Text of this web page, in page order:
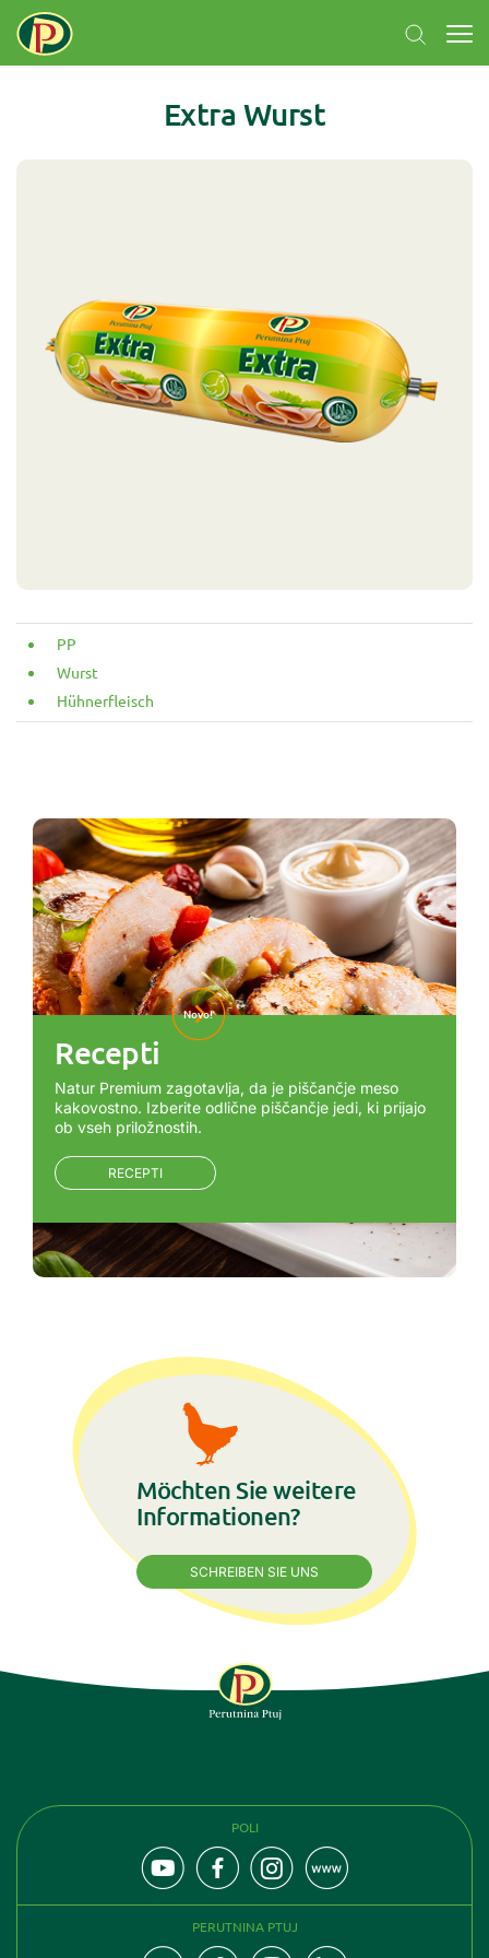
Extra Wurst
PP
Wurst
Hühnerfleisch
Recepti
Novo!
Natur Premium zagotavlja, da je piščančje meso
kakovostno. Izberite odlične piščančje jedi, ki prijajo
ob vseh priložnostih.
RECEPTI
Möchten Sie weitere
Informationen?
SCHREIBEN SIE UNS
POLI
PERUTNINA PTUJ